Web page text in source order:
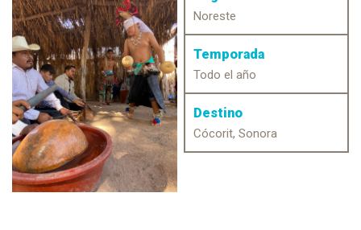
Noreste
Temporada
Todo el año
Destino
Cócorit, Sonora